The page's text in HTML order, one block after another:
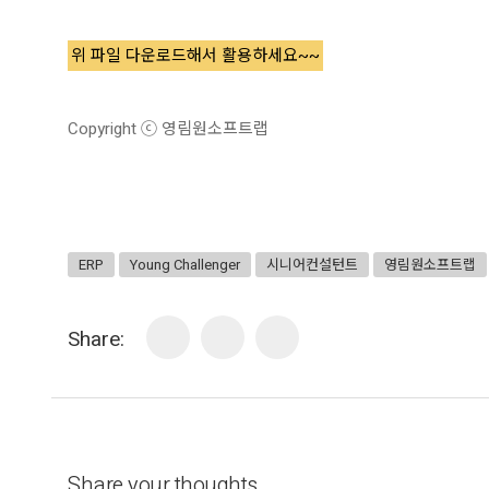
위 파일 다운로드해서 활용하세요~~
Copyright ⓒ 영림원소프트랩
ERP Young Challenger 시니어컨설턴트 영림원소프트랩
Share: